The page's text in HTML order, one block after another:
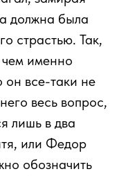
должна была
страстью. Так,
именно
он все-таки не
весь вопрос,
лишь в два
или Федор
обозначить